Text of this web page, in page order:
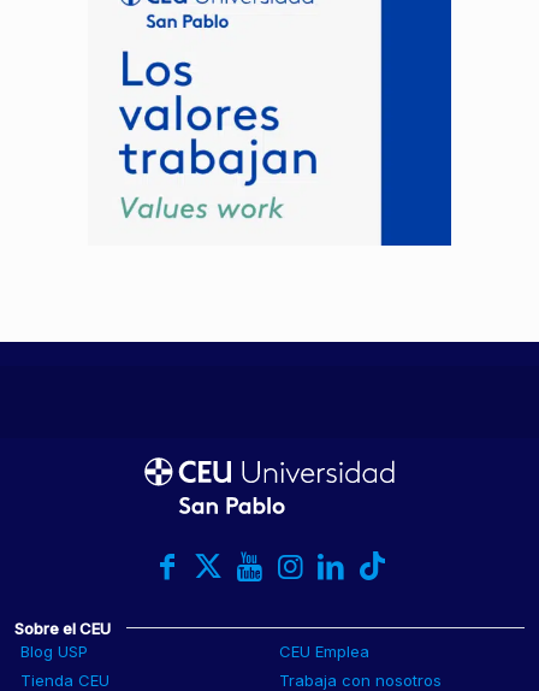
Sobre el CEU
Blog USP
CEU Emplea
Tienda CEU
Trabaja con nosotros